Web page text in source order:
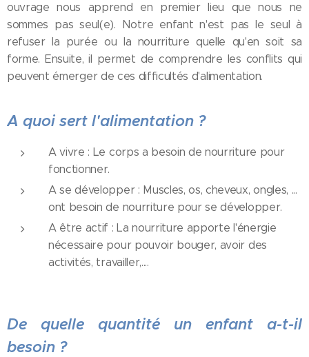
ouvrage nous apprend en premier lieu que nous ne
sommes pas seul(e). Notre enfant n'est pas le seul à
refuser la purée ou la nourriture quelle qu'en soit sa
forme. Ensuite, il permet de comprendre les conflits qui
peuvent émerger de ces difficultés d'alimentation.
A quoi sert l'alimentation ?
A vivre : Le corps a besoin de nourriture pour
fonctionner.
A se développer : Muscles, os, cheveux, ongles, ...
ont besoin de nourriture pour se développer.
A être actif : La nourriture apporte l'énergie
nécessaire pour pouvoir bouger, avoir des
activités, travailler,....
De quelle quantité un enfant a-t-il
besoin ?